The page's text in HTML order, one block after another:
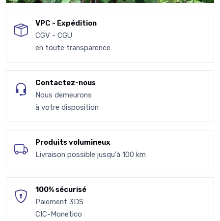
VPC - Expédition
CGV - CGU
en toute transparence
Contactez-nous
Nous demeurons
à votre disposition
Produits volumineux
Livraison possible jusqu'à 100 km
100% sécurisé
Paiement 3DS
CIC-Monetico